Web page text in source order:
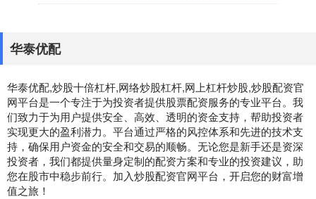
华泰优配
华泰优配,炒股十倍杠杆,网络炒股杠杆,网上杠杆炒股,炒股配资官
网平台是一个专注于为投资者提供股票配资服务的专业平台。我
们致力于为用户提供安全、高效、透明的资金支持，帮助投资者
实现更大的盈利潜力。平台通过严格的风控体系和先进的技术支
持，确保用户资金的安全和交易的顺畅。无论您是新手还是资深
投资者，我们都提供量身定制的配资方案和专业的投资建议，助
您在股市中稳步前行。加入炒股配资官网平台，开启您的财富增
值之旅！